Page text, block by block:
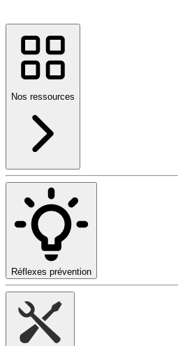
Nos ressources
Réflexes prévention